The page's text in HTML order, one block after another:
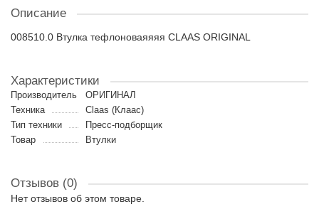
Описание
008510.0 Втулка тефлоноваяяяя CLAAS ORIGINAL
Характеристики
Производитель
ОРИГИНАЛ
Техника
Claas (Клаас)
Тип техники
Пресс-подборщик
Товар
Втулки
Отзывов (0)
Нет отзывов об этом товаре.